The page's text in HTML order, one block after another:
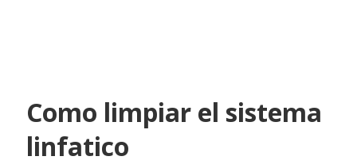
Como limpiar el sistema
linfatico